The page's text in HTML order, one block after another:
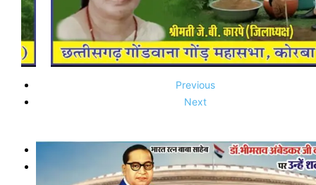
Previous
Next
Previous
Next